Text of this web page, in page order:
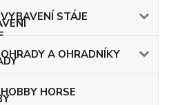
VYBAVENÍ STÁJE
OHRADY A OHRADNÍKY
HOBBY HORSE